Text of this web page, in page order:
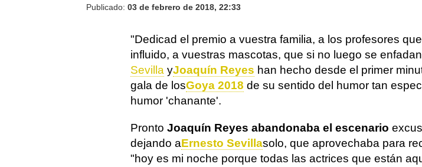
Publicado: 03 de febrero de 2018, 22:33
"Dedicad el premio a vuestra familia, a los profesores
influido, a vuestras mascotas, que si no luego se
Sevilla yJoaquín Reyes han hecho desde el primer
gala de losGoya 2018 de su sentido del humor tan
humor 'chanante'.
Pronto Joaquín Reyes abandonaba el escenario
dejando aErnesto Sevillasolo, que aprovechaba para
"hoy es mi noche porque todas las actrices que están